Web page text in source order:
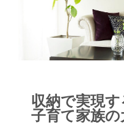
収納で実現す
子育て家族